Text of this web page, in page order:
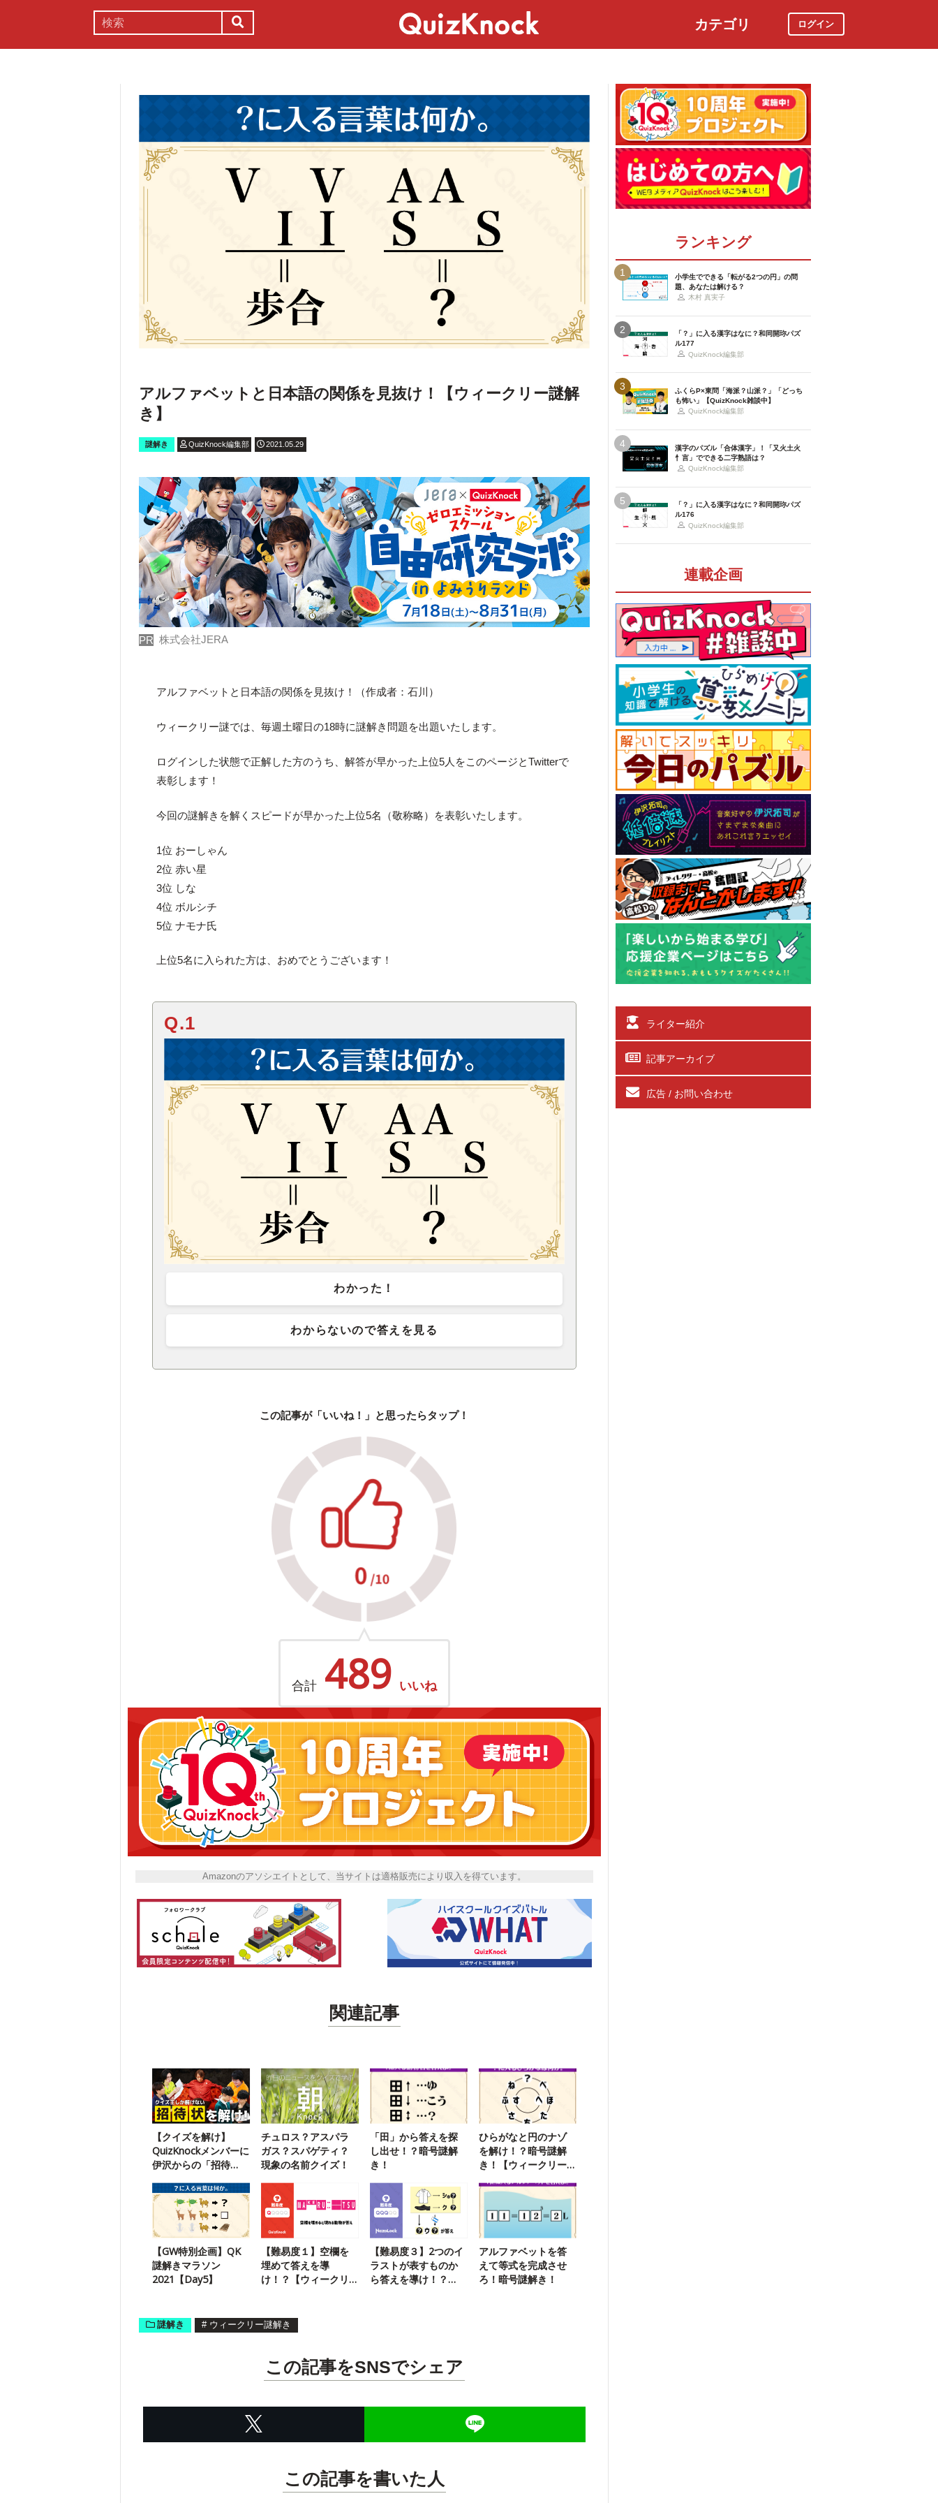
カテゴリ ログイン
アルファベットと日本語の関係を見抜け！【ウィークリー謎解
き】
謎解き QuizKnock編集部 2021.05.29
PR 株式会社JERA
アルファベットと日本語の関係を見抜け！（作成者：石川）
ウィークリー謎では、毎週土曜日の18時に謎解き問題を出題いたします。
ログインした状態で正解した方のうち、解答が早かった上位5人をこのページとTwitterで
表彰します！
今回の謎解きを解くスピードが早かった上位5名（敬称略）を表彰いたします。
1位 おーしゃん
2位 赤い星
3位 しな
4位 ボルシチ
5位 ナモナ氏
上位5名に入られた方は、おめでとうございます！
Q.1
わかった！
わからないので答えを見る
この記事が「いいね！」と思ったらタップ！
合計 489 いいね
Amazonのアソシエイトとして、当サイトは適格販売により収入を得ています。
関連記事
【クイズを解け】
QuizKnockメンバーに
伊沢からの「招待
す
チュロス？アスパラ
ガス？スパゲティ？
現象の名前クイズ！
「田」から答えを探
し出せ！？暗号謎解
き！
ひらがなと円のナゾ
を解け！？暗号謎解
き！【ウィークリー
【GW特別企画】QK
謎解きマラソン
2021【Day5】
【難易度１】空欄を
埋めて答えを導
け！？【ウィークリ
【難易度３】2つのイ
ラストが表すものか
ら答えを導け！？
アルファベットを答
えて等式を完成させ
ろ！暗号謎解き！
謎解き # ウィークリー謎解き
この記事をSNSでシェア
この記事を書いた人
ランキング
1
小学生でできる「転がる2つの円」の問
題、あなたは解ける？
木村 真実子
2
「？」に入る漢字はなに？和同開珎パズ
ル177
QuizKnock編集部
3
ふくらP×東問「海派？山派？」「どっち
も怖い」【QuizKnock雑談中】
QuizKnock編集部
4
漢字のパズル「合体漢字」！「又火土火
忄言」でできる二字熟語は？
QuizKnock編集部
5
「？」に入る漢字はなに？和同開珎パズ
ル176
QuizKnock編集部
連載企画
ライター紹介
記事アーカイブ
広告 / お問い合わせ